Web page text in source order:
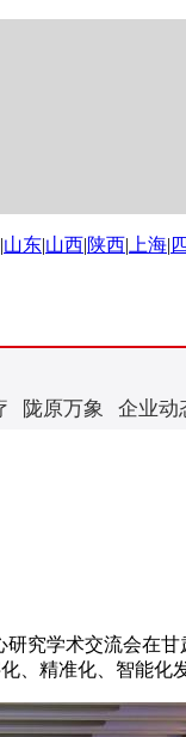
|山东|山西|陕西| 上海|
陇原万象 企业动
究学术交流会在
、精准化、智能化发